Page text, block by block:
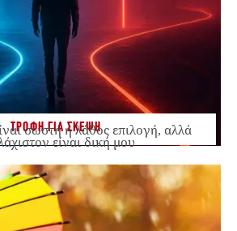
ΤΡΟΦΗ ΓΙΑ ΣΚΕΨΗ
σωστή ή λάθος επιλογή, αλλά
είναι δική μου